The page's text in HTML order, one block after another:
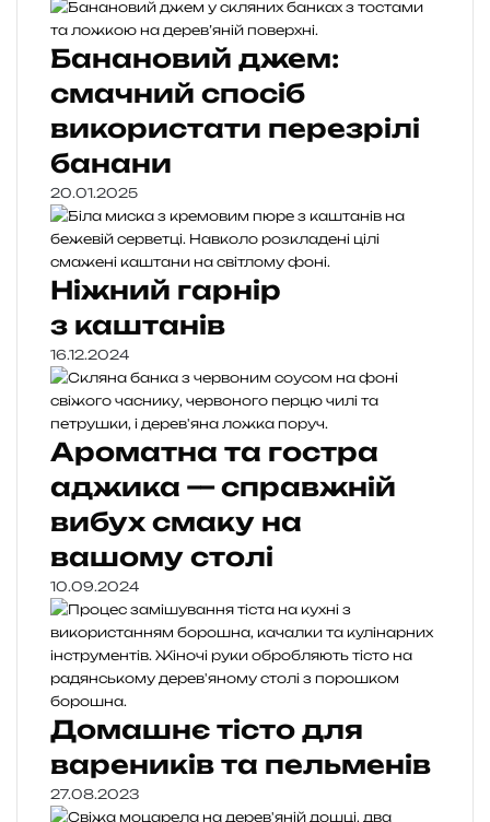
Банановий джем:
смачний спосіб
використати перезрілі
банани
20.01.2025
Ніжний гарнір
з каштанів
16.12.2024
Ароматна та гостра
аджика — справжній
вибух смаку на
вашому столі
10.09.2024
Домашнє тісто для
вареників та пельменів
27.08.2023